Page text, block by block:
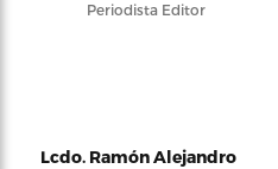
Periodista Editor
Lcdo. Ramón Alejandro